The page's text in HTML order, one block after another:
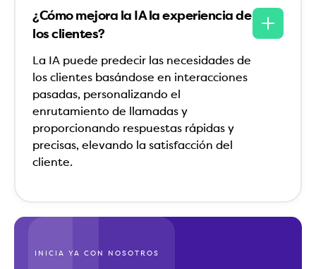
¿Cómo mejora la IA la experiencia de
los clientes?
La IA puede predecir las necesidades de
los clientes basándose en interacciones
pasadas, personalizando el
enrutamiento de llamadas y
proporcionando respuestas rápidas y
precisas, elevando la satisfacción del
cliente.
INICIA YA CON NOSOTROS